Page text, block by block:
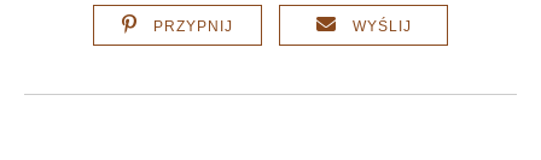
PRZYPNIJ WYŚLIJ